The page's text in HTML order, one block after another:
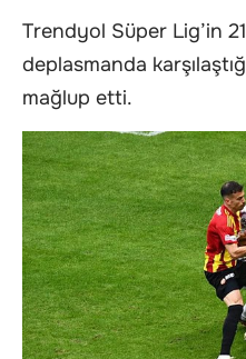
Trendyol Süper Lig’in
deplasmanda
mağlup etti.